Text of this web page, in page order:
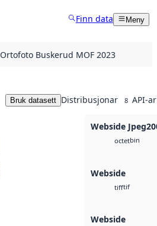
Finn data Meny
Ortofoto Buskerud MOF 2023
Bruk datasett Distribusjonar 8 API-ar
Webside
octetbin
Webside
tifftif
Webside